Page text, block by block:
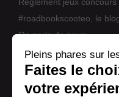
#roadbookscooteo, le
On parle de nous
Nos marques
Eco-participation
Pleins phares sur
Faites le
votre